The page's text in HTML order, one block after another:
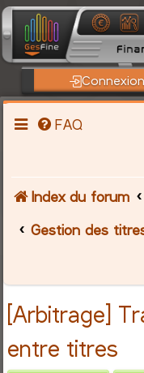
Connexion
FAQ
Index du forum
Gestion des
[Arbitrage]
entre titres